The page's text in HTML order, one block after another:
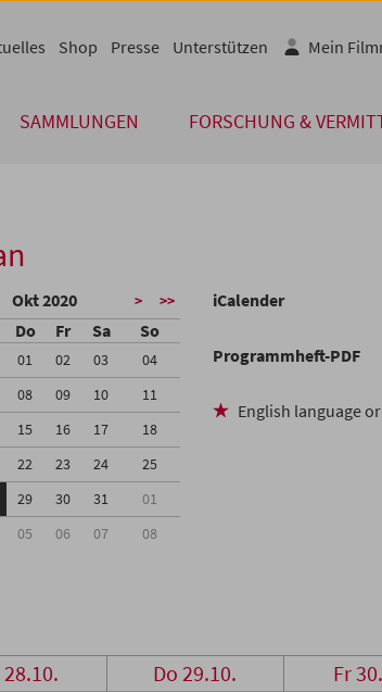
SAMMLUNGEN FORSCHUNG &
Shop Presse Unterstützen Mein
Okt 2020 > >>
Do Fr Sa So
01 02 03
04
08 09 10
11
15 16 17
18
22 23 24
25
29 30 31
01
05 06 07 08
iCalender
Programmheft-PDF
English language
Do 29.10. Fr